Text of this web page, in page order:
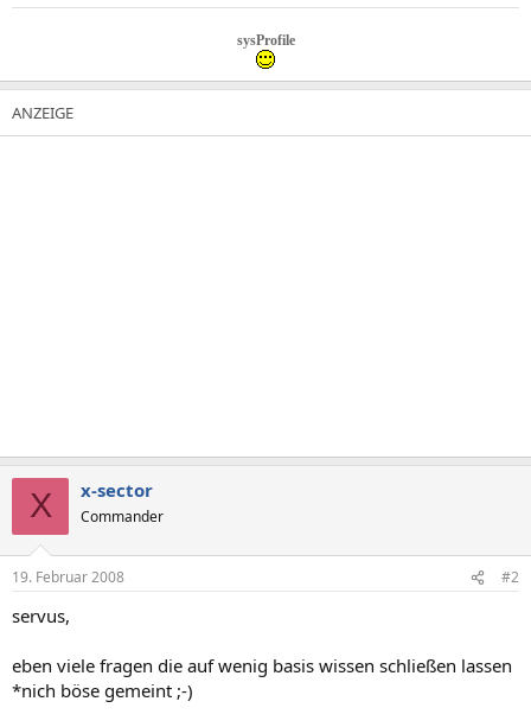
sysProfile
X x-sector
Commander
19. Februar 2008 #2
servus,
eben viele fragen die auf wenig basis wissen schließen lassen
*nich böse gemeint ;-)